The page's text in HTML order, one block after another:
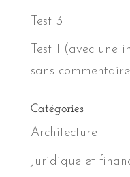
Test 3
Test 1 (avec une
sans
Catégories
Architecture
Juridique et